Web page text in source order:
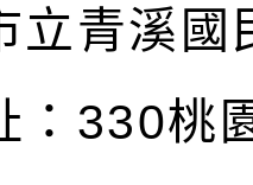
立青溪國
330桃